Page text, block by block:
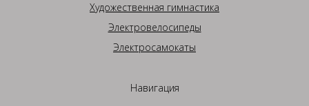
Художественная гимнастика
Электровелосипеды
Электросамокаты
Навигация